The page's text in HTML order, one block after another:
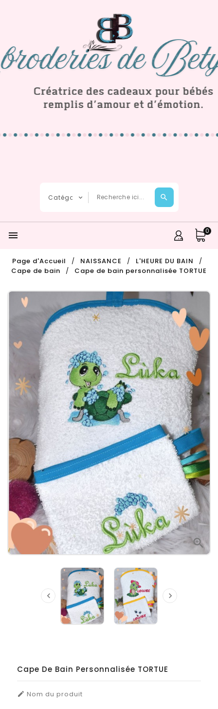
 0
Page d'Accueil NAISSANCE
L'HEURE DU BAIN
Cape de bain
Cape de bain personnalisée TORTUE

 
Cape De Bain Personnalisée TORTUE
 Nom du produit